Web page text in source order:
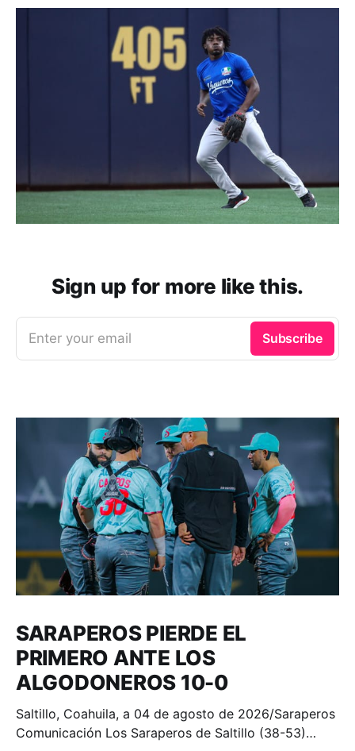
Sign up for more like this.
Enter your email Subscribe
SARAPEROS PIERDE EL
PRIMERO ANTE LOS
ALGODONEROS 10-0
Saltillo, Coahuila, a 04 de agosto de 2026/Saraperos
Comunicación Los Saraperos de Saltillo (38-53)